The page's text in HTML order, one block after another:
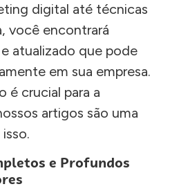
digital até técnicas
você encontrará
atualizado que pode
em sua empresa.
é crucial para a
artigos são uma
e Profundos